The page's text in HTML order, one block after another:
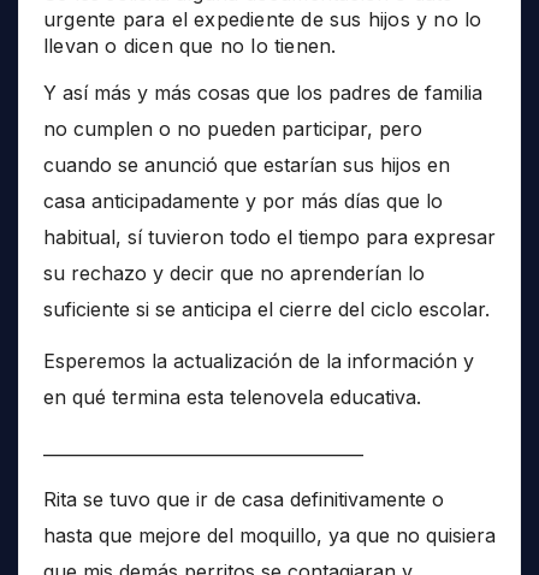
urgente para el expediente de sus hijos y no lo
llevan o dicen que no lo tienen.
Y así más y más cosas que los padres de familia
no cumplen o no pueden participar, pero
cuando se anunció que estarían sus hijos en
casa anticipadamente y por más días que lo
habitual, sí tuvieron todo el tiempo para expresar
su rechazo y decir que no aprenderían lo
suficiente si se anticipa el cierre del ciclo escolar.
Esperemos la actualización de la información y
en qué termina esta telenovela educativa.
Rita se tuvo que ir de casa definitivamente o
hasta que mejore del moquillo, ya que no quisiera